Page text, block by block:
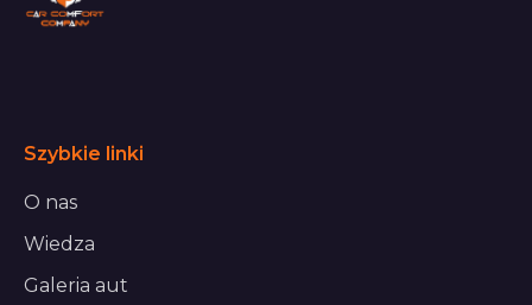
Szybkie linki
O nas
Wiedza
Galeria aut